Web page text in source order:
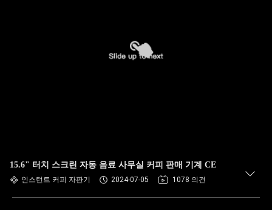
15.6" 터치 스크린 자동 음료 사무실 커피 판매 기계 CE
인스턴트 커피 자판기 2024-07-05 1078 의견